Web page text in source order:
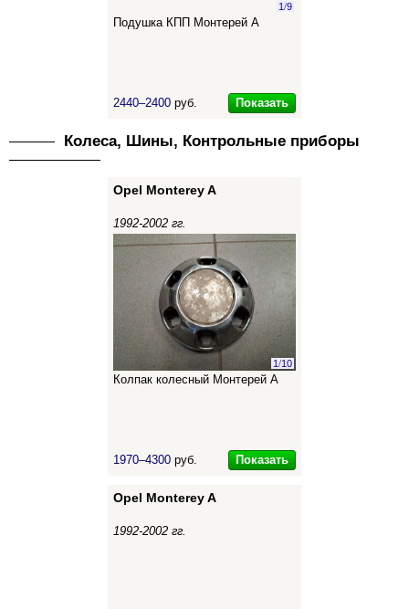
1/9
Подушка КПП Монтерей А
2440–2400 руб. Показать
Колеса, Шины, Контрольные приборы
Opel Monterey A
1992-2002 гг.
1/10
Колпак колесный Монтерей А
1970–4300 руб. Показать
Opel Monterey A
1992-2002 гг.